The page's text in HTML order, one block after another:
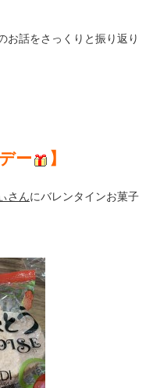
お話をさっくりと振り返り
ー 】
さんにバレンタインお菓子